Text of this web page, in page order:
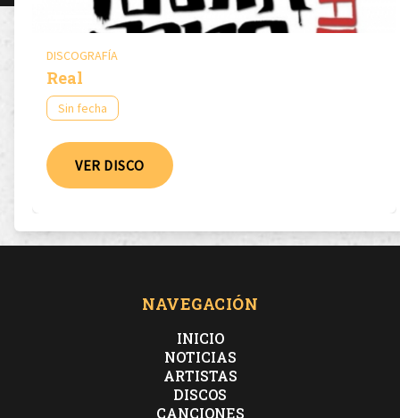
DISCOGRAFÍA
Real
Sin fecha
VER DISCO
NAVEGACIÓN
INICIO
NOTICIAS
ARTISTAS
DISCOS
CANCIONES